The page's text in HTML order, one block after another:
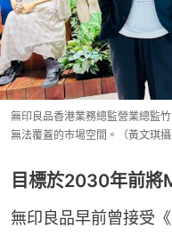
無印良品香港業務總監營業總監
無法覆蓋的市場空間。（黃文琪攝
目標於2030年前
無印良品早前曾接受